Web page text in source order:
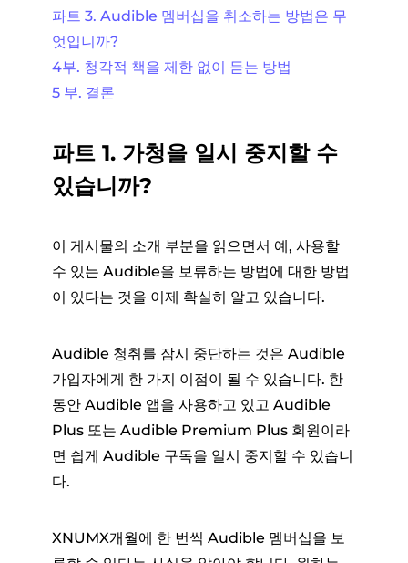
파트 3. Audible 멤버십을 취소하는 방법은 무
엇입니까?
4부. 청각적 책을 제한 없이 듣는 방법
5 부. 결론
파트 1. 가청을 일시 중지할 수
있습니까?
이 게시물의 소개 부분을 읽으면서 예, 사용할
수 있는 Audible을 보류하는 방법에 대한 방법
이 있다는 것을 이제 확실히 알고 있습니다.
Audible 청취를 잠시 중단하는 것은 Audible
가입자에게 한 가지 이점이 될 수 있습니다. 한
동안 Audible 앱을 사용하고 있고 Audible
Plus 또는 Audible Premium Plus 회원이라
면 쉽게 Audible 구독을 일시 중지할 수 있습니
다.
XNUMX개월에 한 번씩 Audible 멤버십을 보